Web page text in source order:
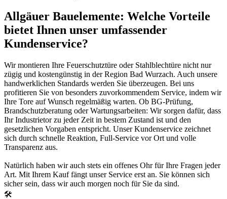
Allgäuer Bauelemente: Welche Vorteile
bietet Ihnen unser umfassender
Kundenservice?
Wir montieren Ihre Feuerschutztüre oder Stahlblechtüre nicht nur
zügig und kostengünstig in der Region Bad Wurzach. Auch unsere
handwerklichen Standards werden Sie überzeugen. Bei uns
profitieren Sie von besonders zuvorkommendem Service, indem wir
Ihre Tore auf Wunsch regelmäßig warten. Ob BG-Prüfung,
Brandschutzberatung oder Wartungsarbeiten: Wir sorgen dafür, dass
Ihr Industrietor zu jeder Zeit in bestem Zustand ist und den
gesetzlichen Vorgaben entspricht. Unser Kundenservice zeichnet
sich durch schnelle Reaktion, Full-Service vor Ort und volle
Transparenz aus.
Natürlich haben wir auch stets ein offenes Ohr für Ihre Fragen jeder
Art. Mit Ihrem Kauf fängt unser Service erst an. Sie können sich
sicher sein, dass wir auch morgen noch für Sie da sind.
🛠